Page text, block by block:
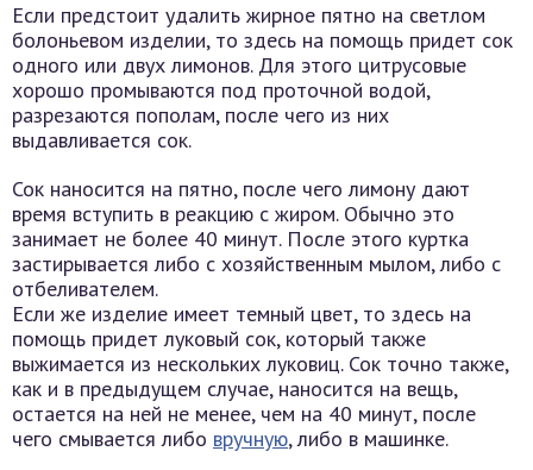
Если предстоит удалить жирное пятно на светлом
болоньевом изделии, то здесь на помощь придет сок
одного или двух лимонов. Для этого цитрусовые
хорошо промываются под проточной водой,
разрезаются пополам, после чего из них
выдавливается сок.
Сок наносится на пятно, после чего лимону дают
время вступить в реакцию с жиром. Обычно это
занимает не более 40 минут. После этого куртка
застирывается либо с хозяйственным мылом, либо с
отбеливателем.
Если же изделие имеет темный цвет, то здесь на
помощь придет луковый сок, который также
выжимается из нескольких луковиц. Сок точно также,
как и в предыдущем случае, наносится на вещь,
остается на ней не менее, чем на 40 минут, после
чего смывается либо вручную, либо в машинке.